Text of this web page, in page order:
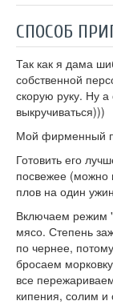
СПОСОБ
Так как я дама
собственной
скорую руку. Ну а
выкручиваться)))
Мой фирменный
Готовить его
посвежее (можно
плов на один
Включаем режим
мясо. Степень
по чернее,
бросаем
все
кипения, солим